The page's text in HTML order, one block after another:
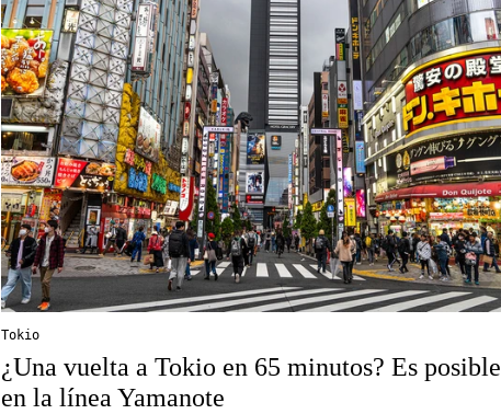
Tokio
¿Una vuelta a Tokio en 65 minutos? Es posible
en la línea Yamanote